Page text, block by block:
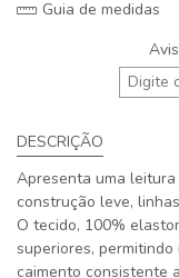
Guia de medidas
DESCRIÇÃO
Apresenta uma
construção leve,
O tecido, 100%
superiores,
caimento consistente